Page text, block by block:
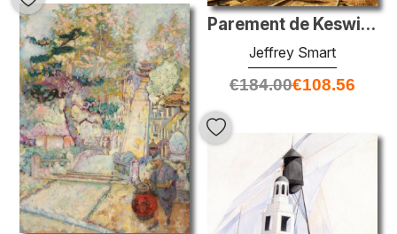
Parement de Keswick
Jeffrey Smart
€184.00€108.56